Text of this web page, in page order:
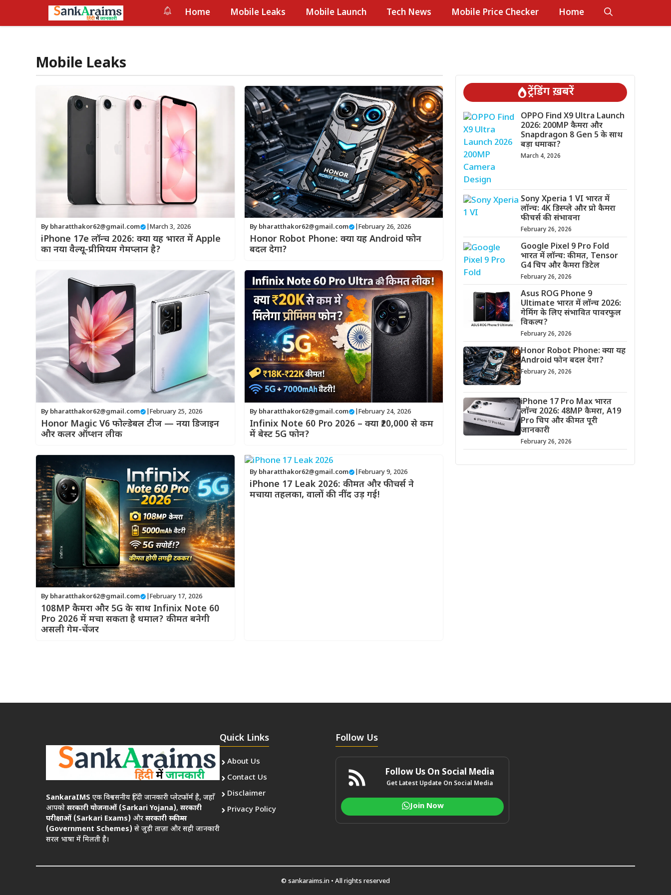
Home Mobile Leaks Mobile Launch Tech News Mobile Price Checker Home
Mobile Leaks
By bharatthakor62@gmail.com March 3, 2026
iPhone 17e लॉन्च 2026: क्या यह भारत में Apple
का नया वैल्यू-प्रीमियम गेमप्लान है?
By bharatthakor62@gmail.com | February 26, 2026
Honor Robot Phone: क्या यह Android फोन
बदल देगा?
By bharatthakor62@gmail.com February 25, 2026
Honor Magic V6 फोल्डेबल टीज — नया डिजाइन
और कलर ऑप्शन लीक
By bharatthakor62@gmail.com | February 24, 2026
Infinix Note 60 Pro 2026 – क्या ₹20,000 से कम
में बेस्ट 5G फोन?
By bharatthakor62@gmail.com February 17, 2026
108MP कैमरा और 5G के साथ Infinix Note 60
Pro 2026 में मचा सकता है धमाल? कीमत बनेगी
असली गेम-चेंजर
By bharatthakor62@gmail.com | February 9, 2026
iPhone 17 Leak 2026: कीमत और फीचर्स ने
मचाया तहलका, वालों की नींद उड़ गई!
ट्रेंडिंग ख़बरें
OPPO Find X9 Ultra Launch
2026: 200MP कैमरा और
Snapdragon 8 Gen 5 के साथ
बड़ा धमाका?
March 4, 2026
Sony Xperia 1 VI भारत में
लॉन्च: 4K डिस्प्ले और प्रो कैमरा
फीचर्स की संभावना
February 26, 2026
Google Pixel 9 Pro Fold
भारत में लॉन्च: कीमत, Tensor
G4 चिप और कैमरा डिटेल
February 26, 2026
Asus ROG Phone 9
Ultimate भारत में लॉन्च 2026:
गेमिंग के लिए संभावित पावरफुल
विकल्प?
February 26, 2026
Honor Robot Phone: क्या यह
Android फोन बदल देगा?
February 26, 2026
iPhone 17 Pro Max भारत
लॉन्च 2026: 48MP कैमरा, A19
Pro चिप और कीमत पूरी
जानकारी
February 26, 2026
SankaraIMS एक विश्वसनीय हिंदी जानकारी प्लेटफॉर्म है, जहाँ
आपको सरकारी योजनाओं (Sarkari Yojana), सरकारी
परीक्षाओं (Sarkari Exams) और सरकारी स्कीम्स
(Government Schemes) से जुड़ी ताज़ा और सही जानकारी
सरल भाषा में मिलती है।
Quick Links
About Us
Contact Us
Disclaimer
Privacy Policy
Follow Us
Follow Us On Social Media
Get Latest Update On Social Media
Join Now
© sankaraims.in • All rights reserved